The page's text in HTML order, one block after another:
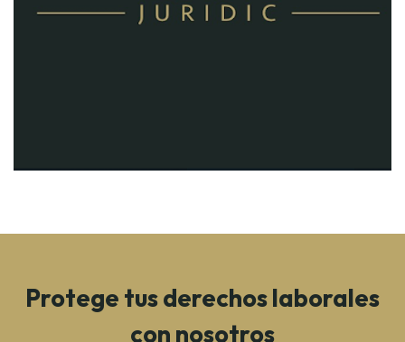
Protege tus derechos laborales
con nosotros